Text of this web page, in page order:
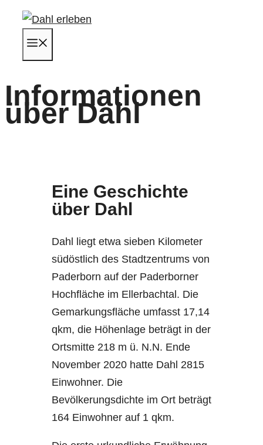
Zum
Inhalt
springen
Informationen
über Dahl
Eine Geschichte
über Dahl
Dahl liegt etwa sieben Kilometer
südöstlich des Stadtzentrums von
Paderborn auf der Paderborner
Hochfläche im Ellerbachtal. Die
Gemarkungsfläche umfasst 17,14
qkm, die Höhenlage beträgt in der
Ortsmitte 218 m ü. N.N. Ende
November 2020 hatte Dahl 2815
Einwohner. Die
Bevölkerungsdichte im Ort beträgt
164 Einwohner auf 1 qkm.